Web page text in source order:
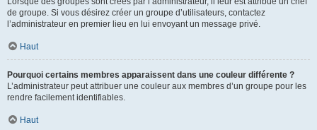
de groupe. Si vous désirez créer un groupe d’utilisateurs, contactez
l’administrateur en premier lieu en lui envoyant un message privé.
Haut
Pourquoi certains membres apparaissent dans une couleur différente ?
L’administrateur peut attribuer une couleur aux membres d’un groupe pour les
rendre facilement identifiables.
Haut